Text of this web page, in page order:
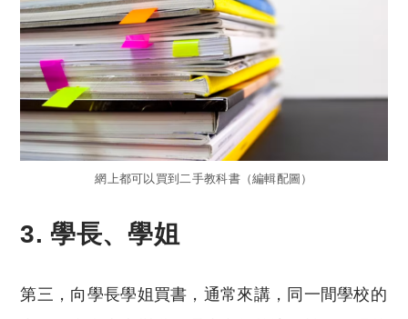
網上都可以買到二手教科書（編輯配圖）
3. 學長、學姐
第三，向學長學姐買書，通常來講，同一間學校的